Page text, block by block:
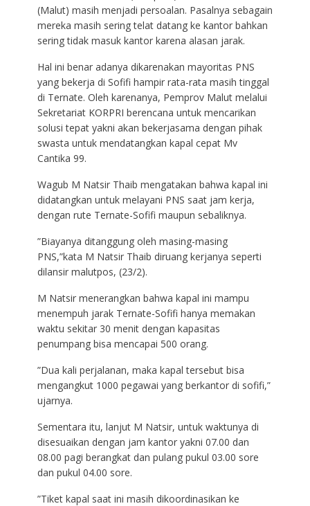
(Malut) masih menjadi persoalan. Pasalnya sebagain
mereka masih sering telat datang ke kantor bahkan
sering tidak masuk kantor karena alasan jarak.
Hal ini benar adanya dikarenakan mayoritas PNS
yang bekerja di Sofifi hampir rata-rata masih tinggal
di Ternate. Oleh karenanya, Pemprov Malut melalui
Sekretariat KORPRI berencana untuk mencarikan
solusi tepat yakni akan bekerjasama dengan pihak
swasta untuk mendatangkan kapal cepat Mv
Cantika 99.
Wagub M Natsir Thaib mengatakan bahwa kapal ini
didatangkan untuk melayani PNS saat jam kerja,
dengan rute Ternate-Sofifi maupun sebaliknya.
”Biayanya ditanggung oleh masing-masing
PNS,”kata M Natsir Thaib diruang kerjanya seperti
dilansir malutpos, (23/2).
M Natsir menerangkan bahwa kapal ini mampu
menempuh jarak Ternate-Sofifi hanya memakan
waktu sekitar 30 menit dengan kapasitas
penumpang bisa mencapai 500 orang.
”Dua kali perjalanan, maka kapal tersebut bisa
mengangkut 1000 pegawai yang berkantor di sofifi,”
ujarnya.
Sementara itu, lanjut M Natsir, untuk waktunya di
disesuaikan dengan jam kantor yakni 07.00 dan
08.00 pagi berangkat dan pulang pukul 03.00 sore
dan pukul 04.00 sore.
”Tiket kapal saat ini masih dikoordinasikan ke